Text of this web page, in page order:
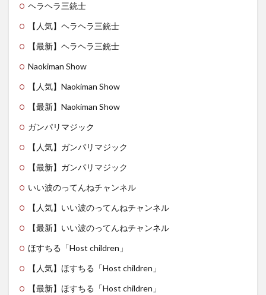
ヘラヘラ三銃士
【人気】ヘラヘラ三銃士
【最新】ヘラヘラ三銃士
Naokiman Show
【人気】Naokiman Show
【最新】Naokiman Show
ガンパリマジック
【人気】ガンパリマジック
【最新】ガンパリマジック
いい波のってんねチャンネル
【人気】いい波のってんねチャンネル
【最新】いい波のってんねチャンネル
ほすちる「Host children」
【人気】ほすちる「Host children」
【最新】ほすちる「Host children」